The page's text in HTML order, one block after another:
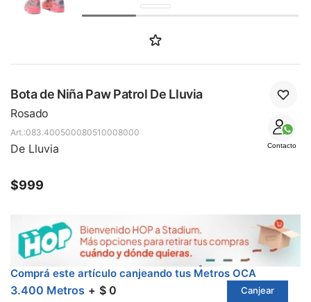
Bota de Niña Paw Patrol De Lluvia
Rosado
Contacto
083.400500080510008000
De Lluvia
$999
Comprá este artículo canjeando tus Metros OCA
3.400 Metros $ 0 Canjear